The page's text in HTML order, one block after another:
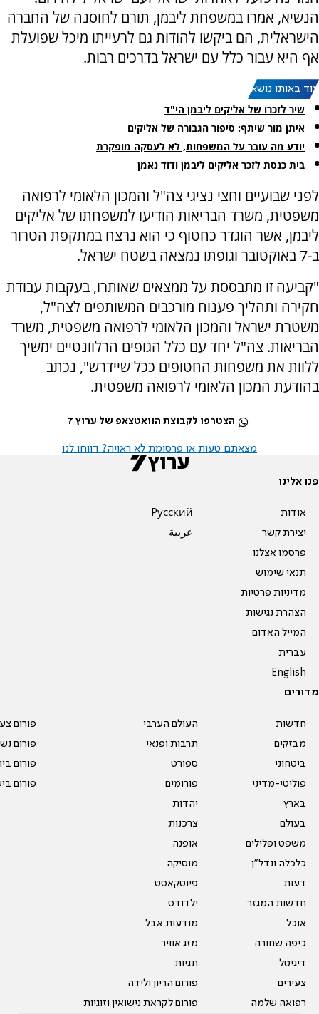
הנשיא, אמרו במשפחת ליבמן, תורם לחוסנה של החברה
הישראלית, הם ביקשו להודות גם לרעייתו מיכל שפועלת
אף היא עבור כלל עם ישראל בדרכים רבות.
עוד באותו נושא:
שיר לזכרו של אליקים ליבמן הי"ד
איתן מור שיתף: סיפור הגבורה של אליקים
יודע מה עובר על המשפחות, לא לעסקה מופקרת
בית כנסת לזכר אליקים ליבמן ודוד נאמן
לפני שבועיים וחצי נציגי צה"ל והמכון הלאומי לרפואה
משפטית, משרד הבריאות הודיעו למשפחתו של אליקים
ליבמן, אשר הוגדר כחטוף כי הוא נרצח במתקפת הטרור
ב-7 באוקטובר וגופתו נמצאה בשטח ישראל.
"קביעה זו מתבססת על ממצאים שאותרו, בעקבות עבודת
חקירה ותהליך פענוח מורכבים המשותפים לצה"ל,
משטרת ישראל והמכון הלאומי לרפואה משפטית, משרד
הבריאות. צה"ל יחד עם כלל הגופים הרלוונטיים ימשיך
ללוות את משפחות החטופים ככל שיידרש", נכתב
בהודעת המכון הלאומי לרפואה משפטית.
הצטרפו לקבוצת הוואטצאפ של ערוץ 7
מצאתם טעות או פרסומת לא ראויה? דווחו לנו
פנו אלינו
אודות
יצירת קשר
פרסמו אצלנו
תנאי שימוש
מדיניות פרטיות
הצהרת נגישות
המייל האדום
עברית
English
Pусский
عربية
מדורים
חדשות
מבזקים
ביטחוני
פוליטי-מדיני
בארץ
בעולם
משפט ופלילים
כלכלה ונדל"ן
דעות
חדשות המגזר
אוכל
כיפה שחורה
דיגיטל
צעירים
רפואה שלמה
העולם הערבי
תרבות ופנאי
ספורט
פורומים
יהדות
צרכנות
אופנה
מוסיקה
פיוטקאסט
ילדודס
מודעות אבל
מזג אוויר
תגיות
פורום הריון ולידה
פורום לקראת נישואין וזוגיות
פורום
פורום
פורום
פורום